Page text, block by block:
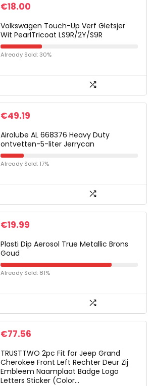
€18.00
Volkswagen Touch-Up Verf Gletsjer
Wit PearlTricoat LS9R/2Y/S9R
Already Sold: 30%
€49.19
Airolube AL 668376 Heavy Duty
ontvetten-5-liter Jerrycan
Already Sold: 17%
€19.99
Plasti Dip Aerosol True Metallic Brons
Goud
Already Sold: 81%
€77.56
TRUSTTWO 2pc Fit for Jeep Grand
Cherokee Front Left Rechter Deur Zij
Embleem Naamplaat Badge Logo
Letters Sticker (Color…